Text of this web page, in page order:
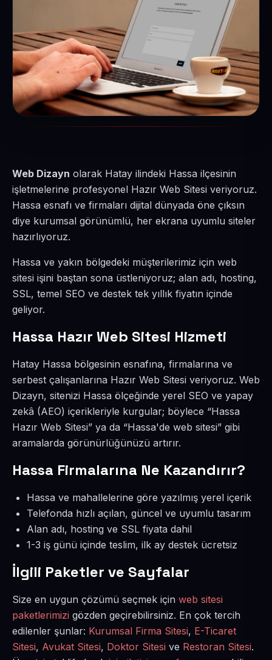
Web Dizayn olarak Hatay ilindeki Hassa ilçesinin
işletmelerine profesyonel Hazır Web Sitesi veriyoruz.
Hassa esnafı ve firmaları dijital dünyada öne çıksın
diye kurumsal görünümlü, her ekrana uyumlu siteler
hazırlıyoruz.
Hassa ve yakın bölgedeki müşterilerimiz için web
sitesi işini baştan sona üstleniyoruz; alan adı, hosting,
SSL, temel SEO ve destek tek yıllık fiyatın içinde
geliyor.
Hassa Hazır Web Sitesi Hizmeti
Hatay Hassa bölgesinin esnafına, firmalarına ve
serbest çalışanlarına Hazır Web Sitesi veriyoruz. Web
Dizayn, sitenizi Hassa ölçeğinde yerel SEO ve yapay
zekâ (AEO) içerikleriyle kurgular; böylece “Hassa
Hazır Web Sitesi” ya da “Hassa'de web sitesi” gibi
aramalarda görünürlüğünüzü artırır.
Hassa Firmalarına Ne Kazandırır?
Hassa ve mahallelerine göre yazılmış yerel içerik
Telefonda hızlı açılan, güncel ve uyumlu tasarım
Alan adı, hosting ve SSL fiyata dahil
1-3 iş günü içinde teslim, ilk ay destek ücretsiz
İlgili Paketler ve Sayfalar
Size en uygun çözümü seçmek için web sitesi
paketlerimizi gözden geçirebilirsiniz. En çok tercih
edilenler şunlar: Kurumsal Firma Sitesi, E-Ticaret
Sitesi, Avukat Sitesi, Doktor Sitesi ve Restoran Sitesi.